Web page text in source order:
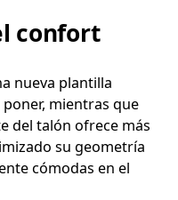
confort
nueva plantilla
mientras que
del talón ofrece más
su geometría
cómodas en el